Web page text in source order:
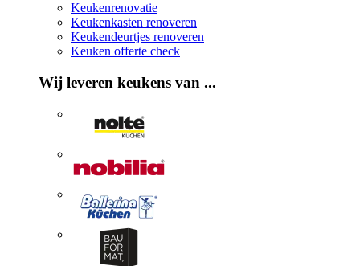
Keukenrenovatie
Keukenkasten renoveren
Keukendeurtjes renoveren
Keuken offerte check
Wij leveren keukens van ...